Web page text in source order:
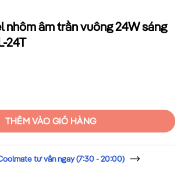
nhôm âm trần vuông 24W sáng
24T
trần vuông 24W sáng trắng MPE SPL-24T số
THÊM VÀO GIỎ HÀNG
tư vấn ngay (7:30 - 20:00)